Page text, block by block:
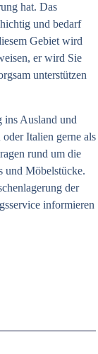
hat. Das
und bedarf
Gebiet wird
er wird Sie
unterstützen
ins Ausland und
oder Italien gerne als
rund um die
und Möbelstücke.
der
informieren